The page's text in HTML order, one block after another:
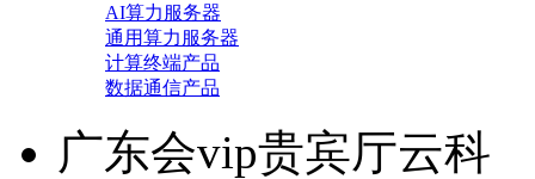
AI算力服务器
通用算力服务器
计算终端产品
数据通信产品
广东会vip贵宾厅云科